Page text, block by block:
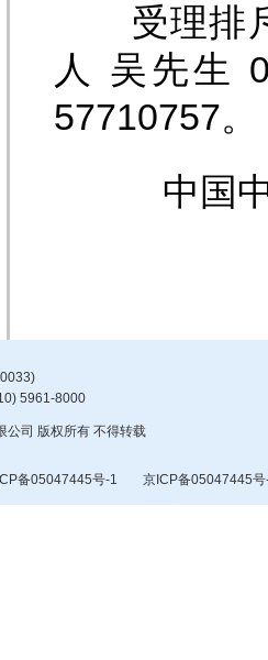
受理排斥
人 吴先生
57710757。
中国中
5961-8000
公司 版权所有 不得转载
备05047445号-1 京ICP备05047445